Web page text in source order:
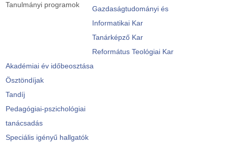
Tanulmányi programok
Gazdaságtudományi és
Informatikai Kar
Tanárképző Kar
Református Teológiai Kar
Akadémiai év időbeosztása
Ösztöndíjak
Tandíj
Pedagógiai-pszichológiai
tanácsadás
Speciális igényű hallgatók